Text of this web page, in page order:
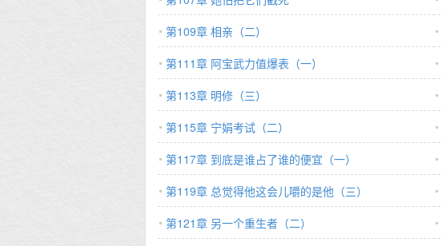
第109章 相亲（二）
第111章 阿宝武力值爆表（一）
第113章 明修（三）
第115章 宁娟考试（二）
第117章 到底是谁占了谁的便宜（一）
第119章 总觉得他这会儿嚼的是他（三）
第121章 另一个重生者（二）